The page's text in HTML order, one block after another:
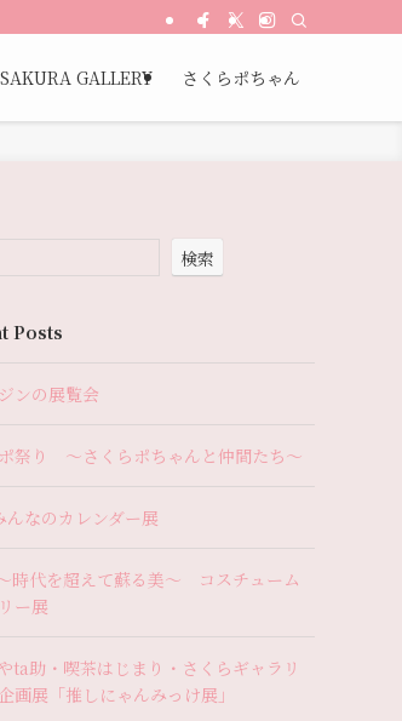
SAKURA GALLERY さくらポちゃん
検索
Posts
ンの展覧会
祭り 〜さくらポちゃんと仲間たち〜
んなのカレンダー展
時代を超えて蘇る美〜 コスチューム
ー展
ta助・喫茶はじまり・さくらギャラリ
画展「推しにゃんみっけ展」